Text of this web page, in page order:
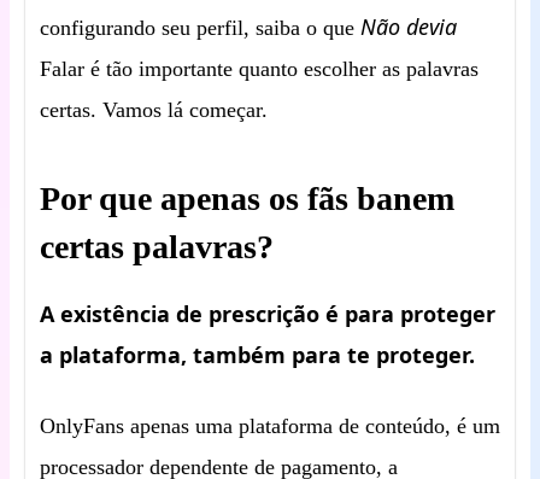
configurando seu perfil, saiba o que Não devia
Falar é tão importante quanto escolher as palavras
certas. Vamos lá começar.
Por que apenas os fãs banem
certas palavras?
A existência de prescrição é para proteger
a plataforma, também para te proteger.
OnlyFans apenas uma plataforma de conteúdo, é um
processador dependente de pagamento, a